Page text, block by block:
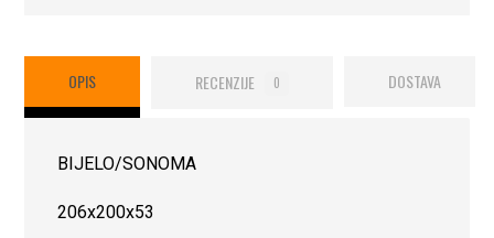
OPIS RECENZIJE 0 DOSTAVA
BIJELO/SONOMA
206x200x53